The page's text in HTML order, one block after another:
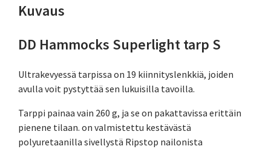
Kuvaus
DD Hammocks Superlight tarp S
Ultrakevyessä tarpissa on 19 kiinnityslenkkiä, joiden
avulla voit pystyttää sen lukuisilla tavoilla.
Tarppi painaa vain 260 g, ja se on pakattavissa erittäin
pienene tilaan. on valmistettu kestävästä
polyuretaanilla sivellystä Ripstop nailonista